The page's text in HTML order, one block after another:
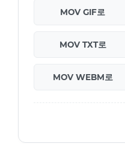
MOV GIF로
MOV TXT로
MOV WEBM로